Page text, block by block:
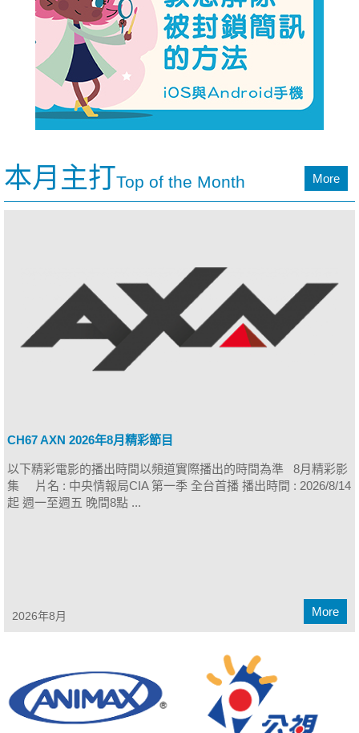
本月主打Top of the Month More
CH67 AXN 2026年8月精彩節目
以下精彩電影的播出時間以頻道實際播出的時間為準 8月精彩影
集 片名 : 中央情報局CIA 第一季 全台首播 播出時間 : 2026/8/14
起 週一至週五 晚間8點 ...
2026年8月 More